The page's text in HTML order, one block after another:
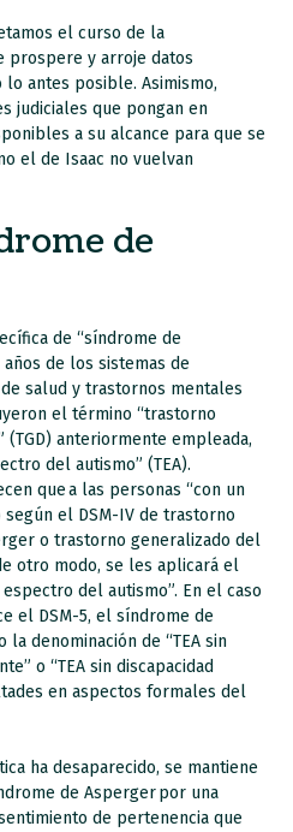
el curso de la
prospere y arroje datos
antes posible. Asimismo,
judiciales que pongan en
a su alcance para que se
el de Isaac no vuelvan
de
de “síndrome de
de los sistemas de
salud y trastornos mentales
el término “trastorno
anteriormente empleada,
del autismo” (TEA).
que a las personas “con un
el DSM-IV de trastorno
o trastorno generalizado del
otro modo, se les aplicará el
del autismo”. En el caso
el DSM-5, el síndrome de
denominación de “TEA sin
o “TEA sin discapacidad
en aspectos formales del
ha desaparecido, se mantiene
de Asperger por una
de pertenencia que